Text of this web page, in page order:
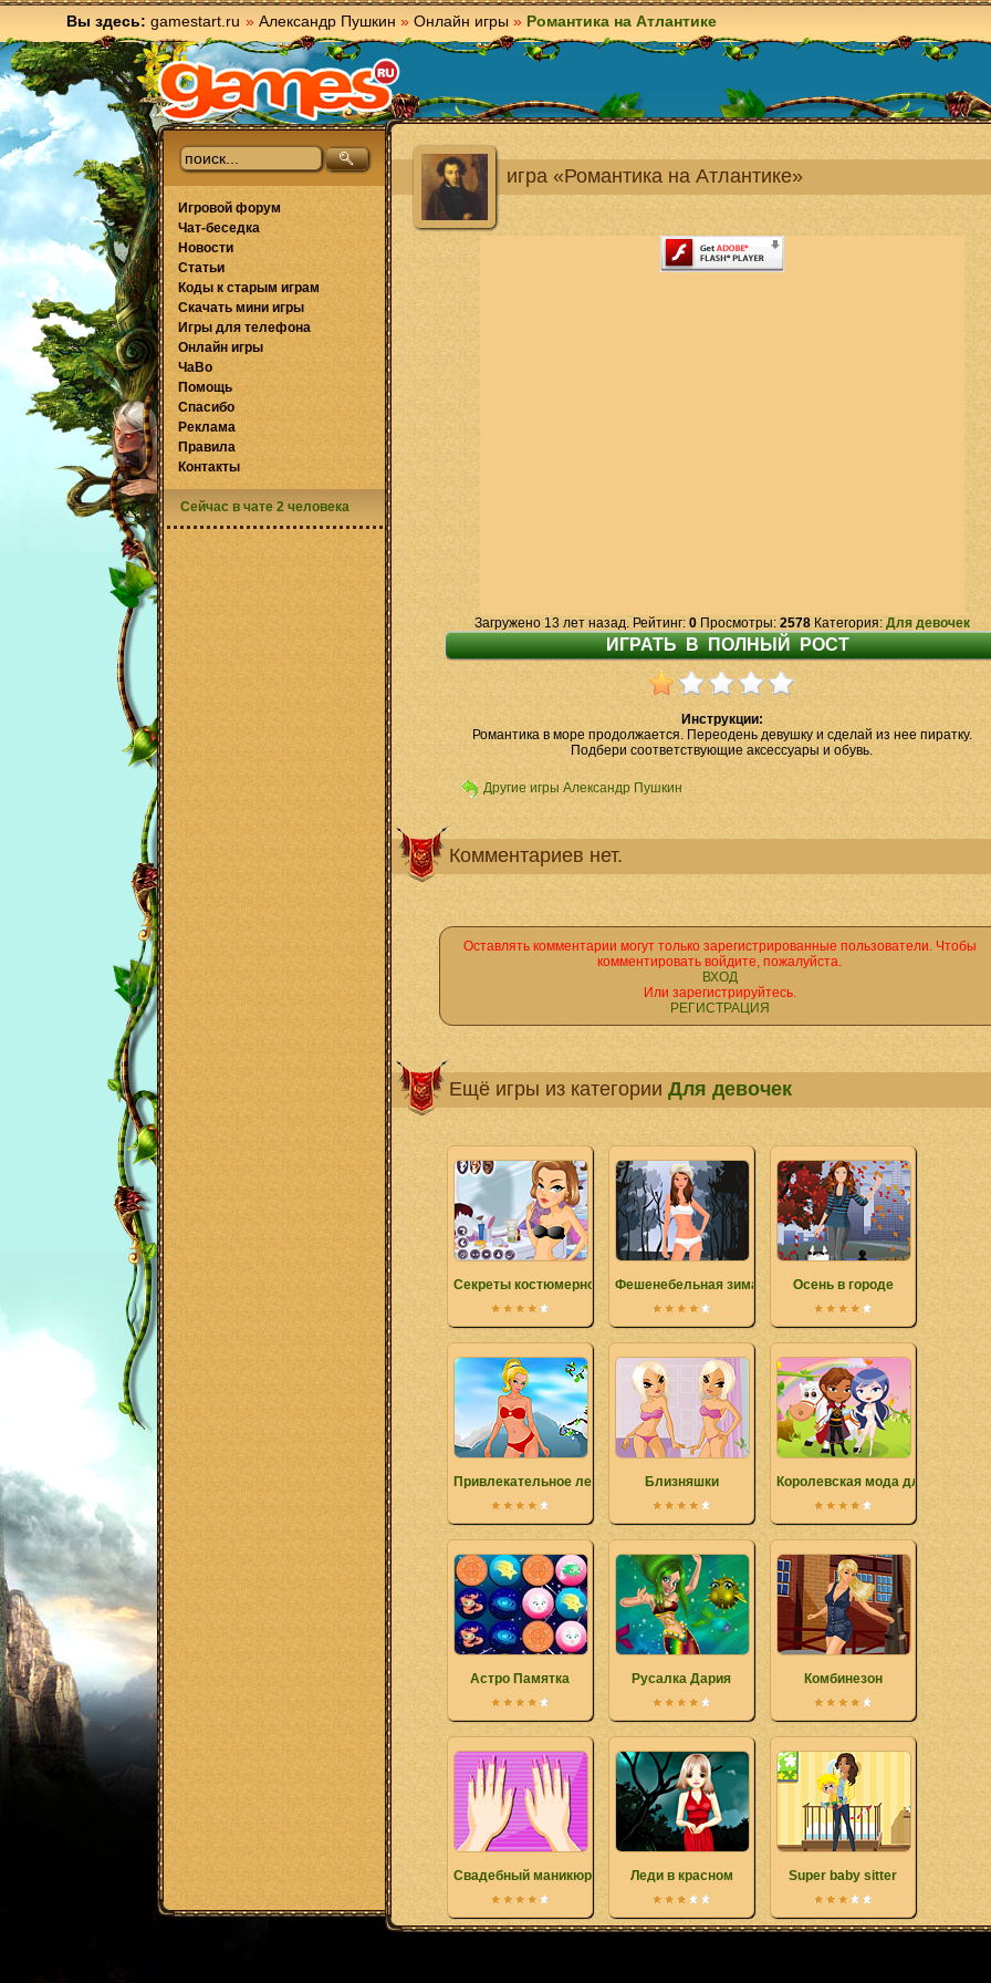
Вы здесь: gamestart.ru » Александр Пушкин » Онлайн игры » Романтика на Атлантике
игра «Романтика на Атлантике»
Загружено 13 лет назад. Рейтинг: 0Просмотры: 2578Категория: Для девочек
Инструкции:
Романтика в море продолжается. Переодень девушку и сделай из нее пиратку.
Подбери соответствующие аксессуары и обувь.
Другие игры Александр Пушкин
Комментариев нет.
Оставлять комментарии могут только зарегистрированные пользователи. Чтобы
комментировать войдите, пожалуйста.
ВХОД
Или зарегистрируйтесь.
РЕГИСТРАЦИЯ
Ещё игры из категории Для девочек
Секреты костюмерной Фешенебельная зима Осень в городе
Привлекательное лето Близняшки Королевская мода для
Астро Памятка Русалка Дария Комбинезон
Свадебный маникюр Леди в красном Super baby sitter
Игровой форум
Чат-беседка
Новости
Статьи
Коды к старым играм
Скачать мини игры
Игры для телефона
Онлайн игры
ЧаВо
Помощь
Спасибо
Реклама
Правила
Контакты
Сейчас в чате 2 человека